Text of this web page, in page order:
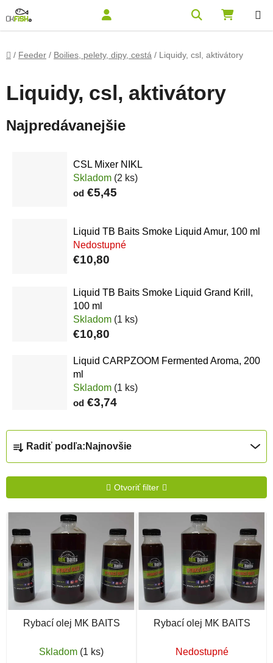
Domov
/ Feeder / Boilies, pelety, dipy, cestá / Liquidy, csl, aktivátory
Liquidy, csl, aktivátory
Najpredávanejšie
CSL Mixer NIKL
Skladom (2 ks)
od €5,45
Liquid TB Baits Smoke Liquid Amur, 100 ml
Nedostupné
€10,80
Liquid TB Baits Smoke Liquid Grand Krill,
100 ml
Skladom (1 ks)
€10,80
Liquid CARPZOOM Fermented Aroma, 200
ml
Skladom (1 ks)
od €3,74
Radenie produktov
Radiť podľa: Najnovšie
Otvoriť filter
Výpis produktov
Rybací olej MK BAITS
Skladom (1 ks)
Rybací olej MK BAITS
Nedostupné